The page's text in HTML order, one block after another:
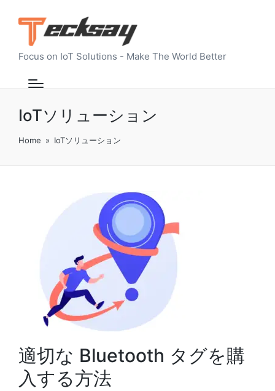
Focus on IoT Solutions - Make The World Better
IoTソリューション
Home » IoTソリューション
適切な Bluetooth タグを購
入する方法